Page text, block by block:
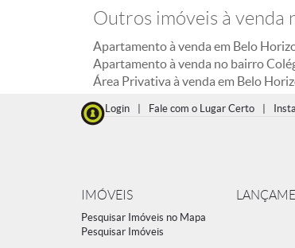
Outros imóveis à venda
Apartamento à venda em Belo
Apartamento à venda no bairro
Área Privativa à venda em Belo
Login Fale com o Lugar Certo
IMÓVEIS
Pesquisar Imóveis no Mapa
Pesquisar Imóveis